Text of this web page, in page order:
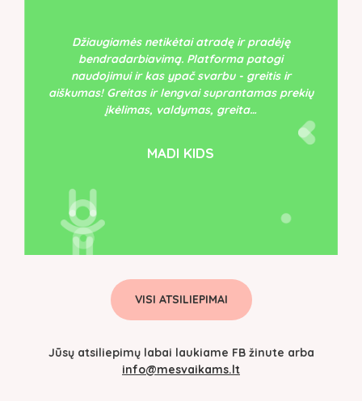
Džiaugiamės netikėtai atradę ir pradėję
bendradarbiavimą. Platforma patogi
naudojimui ir kas ypač svarbu - greitis ir
aiškumas! Greitas ir lengvai suprantamas prekių
įkėlimas, valdymas, greita…
MADI KIDS
VISI ATSILIEPIMAI
Jūsų atsiliepimų labai laukiame FB žinute arba
info@mesvaikams.lt